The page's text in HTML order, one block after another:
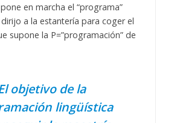
en marcha el “programa”
a la estantería para coger el
supone la P=”programación” de
objetivo de la
lingüística